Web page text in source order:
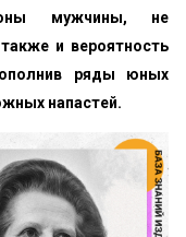
мужчины, не
и вероятность
ряды юных
напастей.